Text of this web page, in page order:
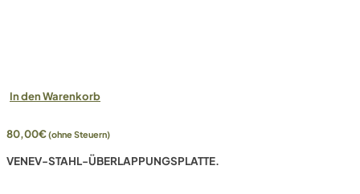
In den Warenkorb
80,00€(ohne Steuern)
VENEV-STAHL-ÜBERLAPPUNGSPLATTE.